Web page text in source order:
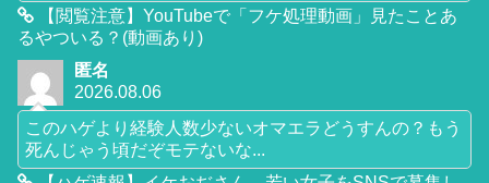
【閲覧注意】YouTubeで「フケ処理動画」見たことあ
るやついる？(動画あり)
匿名
2026.08.06
このハゲより経験人数少ないオマエラどうすんの？もう
死んじゃう頃だぞモテないな...